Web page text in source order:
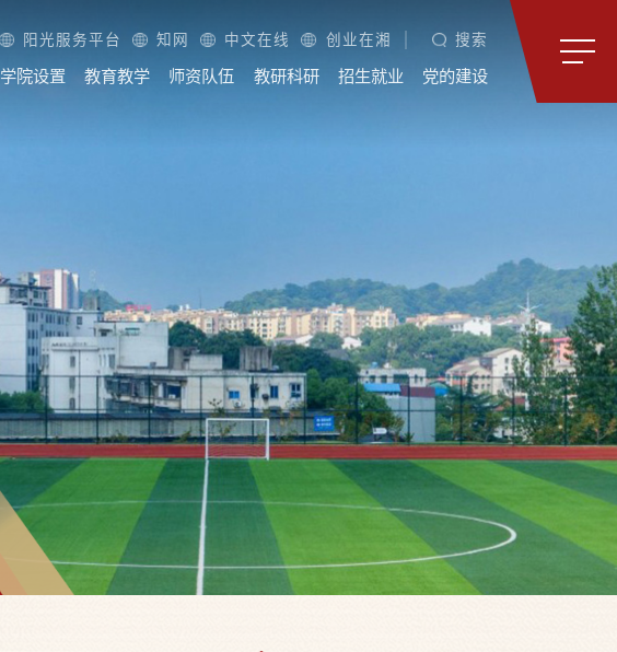
阳光服务平台 知网 中文在线 创业在湘 搜索
学院设置 教育教学 师资队伍 教研科研 招生就业 党的建设